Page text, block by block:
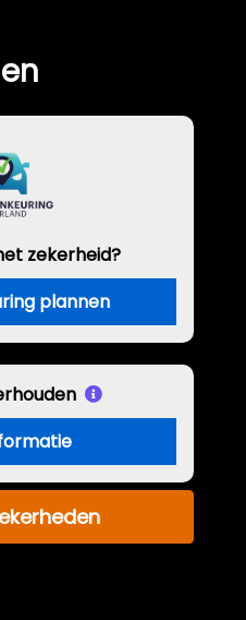
zekerheid?
plannen